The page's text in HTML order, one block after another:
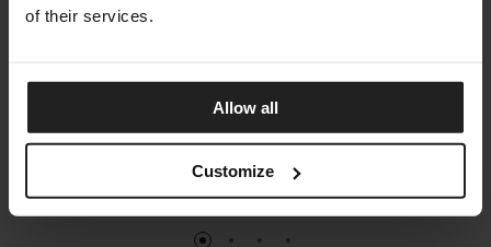
of their services.
Allow all
Customize
BONALDO